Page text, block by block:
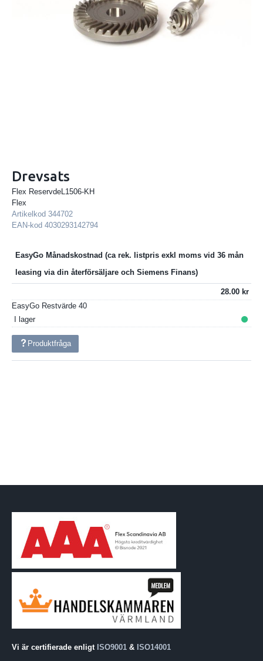
Drevsats
Flex ReservdeL1506-KH
Flex
Artikelkod 344702
EAN-kod 4030293142794
EasyGo Månadskostnad
28.00
EasyGo Restvärde 40
I lager
Produktfråga
Vi är certifierade enligt ISO9001 & ISO14001